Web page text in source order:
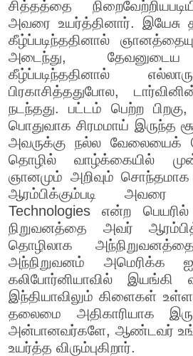
சித்தத்தை
அவரை உயர்த்தினார். இயேசு
கீழ்ப்படிந்ததினால்
அடைந்து, தேவனுடைய
கீழ்ப்படிந்ததினால்
பிரகாசித்ததுபோல,
நடந்தது. பட்டம் பெற்ற
பொதுவாக சிரமமாய் இருந்த
அவருக்கு நல்ல வேலையைக்
தொழில் வாழ்க்கையில்
ஞானமும் அறிவும்
ஆரம்பிக்கும்படி
Technologies என்ற
நிறுவனத்தை அவர்
தொழிலாக
அந்நிறுவனம் அமெரிக்க
கலிபோர்னியாவில் இயங்கி
இந்தியாவிலும் கிளைகள்
தலைமை அதிகாரியாக
அன்பானவர்களே, ஆண்டவர்
உயர்த்த விரும்புகிறார்.